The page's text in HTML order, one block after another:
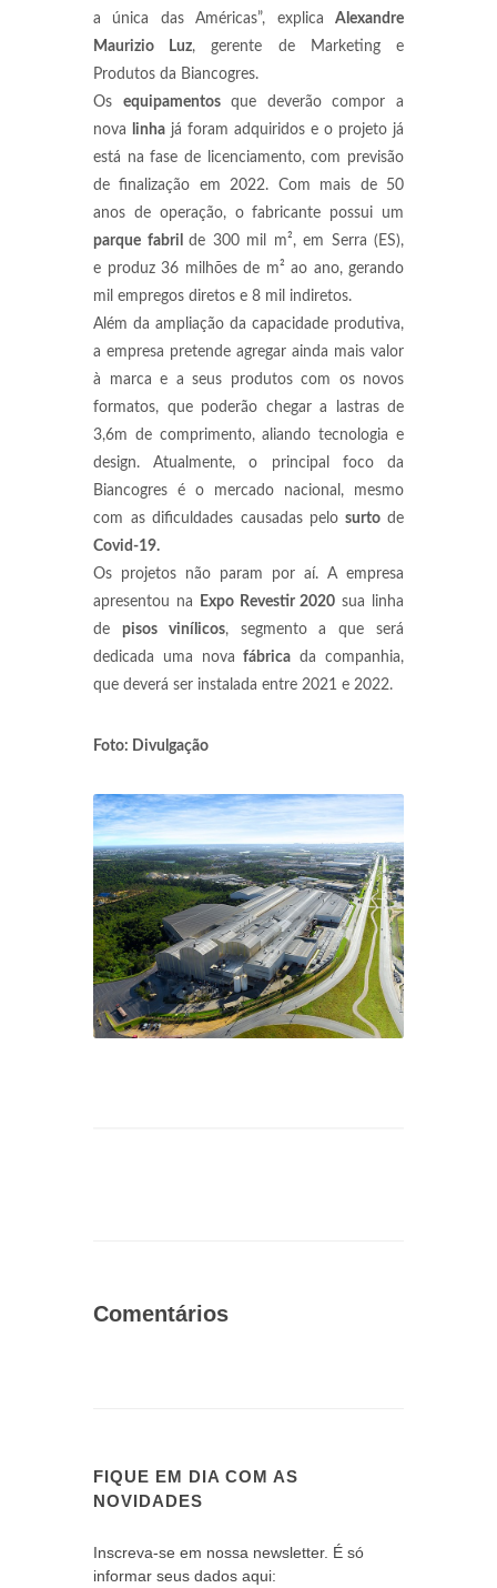
a única das Américas”, explica Alexandre
Maurizio Luz, gerente de Marketing e
Produtos da Biancogres.
Os equipamentosque deverão compor a
nova
linha já foram adquiridos e o projeto já
está na fase de licenciamento, com previsão
de finalização em 2022. Com mais de 50
anos de operação, o fabricante possui um
parque fabril de 300 mil m², em Serra (ES),
e produz 36 milhões de m² ao ano, gerando
mil empregos diretos e 8 mil indiretos.
Além da ampliação da capacidade produtiva,
a empresa pretende agregar ainda mais valor
à marca e a seus produtos com os novos
formatos, que poderão chegar a lastras de
3,6m de comprimento, aliando tecnologia e
design. Atualmente, o principal foco da
Biancogres é o mercado nacional, mesmo
com as dificuldades causadas pelo surtode
Covid-19.
Os projetos não param por aí. A empresa
apresentou na
Expo Revestir 2020 sua linha
de pisos vinílicos, segmento a que será
dedicada uma nova fábrica da companhia,
que deverá ser instalada entre 2021 e 2022.
Foto: Divulgação
Comentários
FIQUE EM DIA COM AS
NOVIDADES
Inscreva-se em nossa newsletter. É só
informar seus dados aqui: